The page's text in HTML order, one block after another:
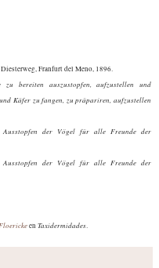
Franfurt del Meno, 1896.
bereiten auszustopfen, aufzustellen und
Käfer zu fangen, zu präpariren, aufzustellen
Ausstopfen der Vögel für alle Freunde der
Ausstopfen der Vögel für alle Freunde der
en Taxidermidades.